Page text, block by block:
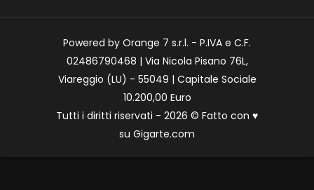
Powered by Orange 7 s.r.l. - P.IVA e C.F.
02486790468 | Via Nicola Pisano 76L,
Viareggio (LU) - 55049 | Capitale Sociale
10.200,00 Euro
Tutti i diritti riservati - 2026 © Fatto con ♥
su Gigarte.com